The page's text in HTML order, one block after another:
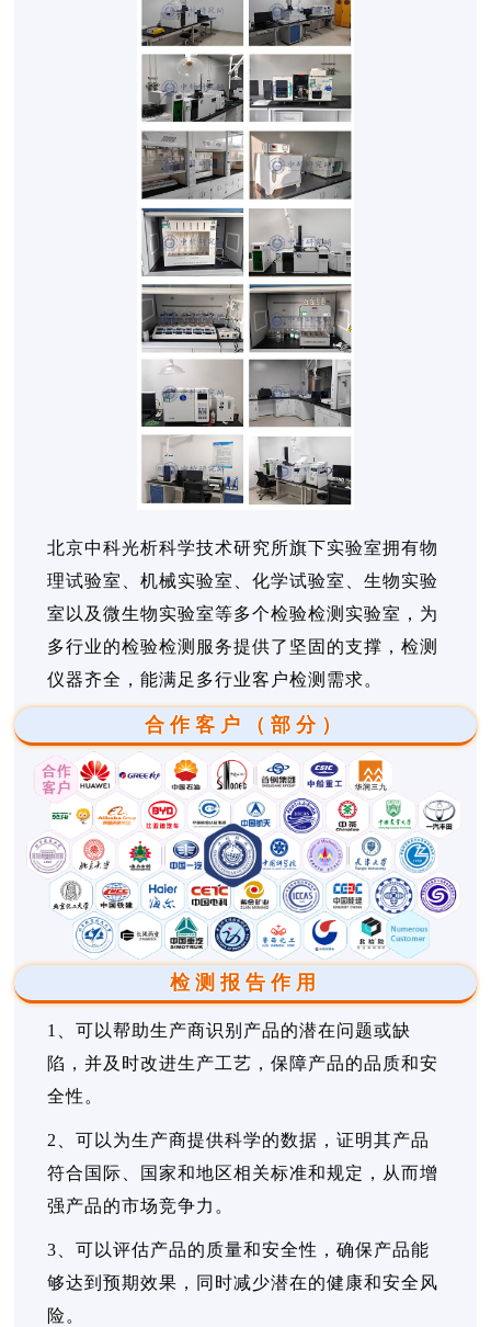
北京中科光析科学技术研究所旗下实验室拥有物
理试验室、机械实验室、化学试验室、生物实验
室以及微生物实验室等多个检验检测实验室，为
多行业的检验检测服务提供了坚固的支撑，检测
仪器齐全，能满足多行业客户检测需求。
合作客户（部分）
检测报告作用
1、可以帮助生产商识别产品的潜在问题或缺
陷，并及时改进生产工艺，保障产品的品质和安
全性。
2、可以为生产商提供科学的数据，证明其产品
符合国际、国家和地区相关标准和规定，从而增
强产品的市场竞争力。
3、可以评估产品的质量和安全性，确保产品能
够达到预期效果，同时减少潜在的健康和安全风
险。